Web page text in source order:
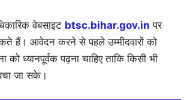
वेबसाइट btsc.bihar.gov.in पर
हैं। आवेदन करने से पहले उम्मीदवारों को
ध्यानपूर्वक पढ़ना चाहिए ताकि किसी भी
जा सके।